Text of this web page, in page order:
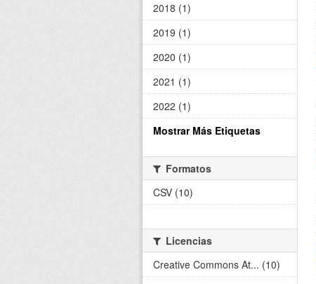
2018 (1)
2019 (1)
2020 (1)
2021 (1)
2022 (1)
Mostrar Más Etiquetas
Formatos
CSV (10)
Licencias
Creative Commons At... (10)